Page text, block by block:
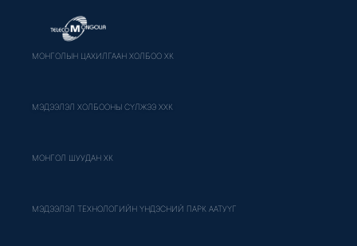
МОНГОЛЫН ЦАХИЛГААН ХОЛБОО ХК
МЭДЭЭЛЭЛ ХОЛБООНЫ СҮЛЖЭЭ ХХК
МОНГОЛ ШУУДАН ХК
МЭДЭЭЛЭЛ ТЕХНОЛОГИЙН ҮНДЭСНИЙ ПАРК ААТУҮГ